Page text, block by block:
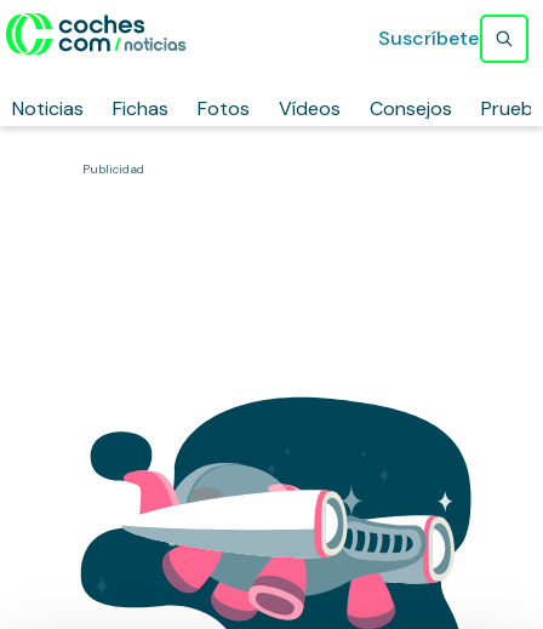
Noticias Fichas Fotos Vídeos Consejos
Suscríbete
Publicidad